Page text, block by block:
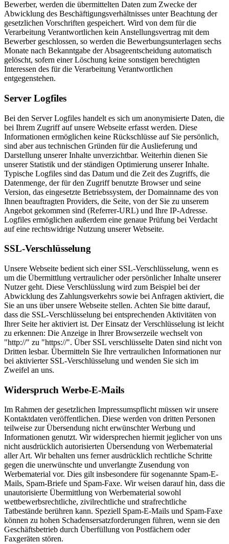
Bewerber, werden die übermittelten Daten zum Zwecke der
Abwicklung des Beschäftigungsverhältnisses unter Beachtung der
gesetzlichen Vorschriften gespeichert. Wird von dem für die
Verarbeitung Verantwortlichen kein Anstellungsvertrag mit dem
Bewerber geschlossen, so werden die Bewerbungsunterlagen sechs
Monate nach Bekanntgabe der Absageentscheidung automatisch
gelöscht, sofern einer Löschung keine sonstigen berechtigten
Interessen des für die Verarbeitung Verantwortlichen
entgegenstehen.
Server Logfiles
Bei den Server Logfiles handelt es sich um anonymisierte Daten, die
bei Ihrem Zugriff auf unsere Webseite erfasst werden. Diese
Informationen ermöglichen keine Rückschlüsse auf Sie persönlich,
sind aber aus technischen Gründen für die Auslieferung und
Darstellung unserer Inhalte unverzichtbar. Weiterhin dienen Sie
unserer Statistik und der ständigen Optimierung unserer Inhalte.
Typische Logfiles sind das Datum und die Zeit des Zugriffs, die
Datenmenge, der für den Zugriff benutzte Browser und seine
Version, das eingesetzte Betriebssystem, der Domainname des von
Ihnen beauftragten Providers, die Seite, von der Sie zu unserem
Angebot gekommen sind (Referrer-URL) und Ihre IP-Adresse.
Logfiles ermöglichen außerdem eine genaue Prüfung bei Verdacht
auf eine rechtswidrige Nutzung unserer Webseite.
SSL-Verschlüsselung
Unsere Webseite bedient sich einer SSL-Verschlüsselung, wenn es
um die Übermittlung vertraulicher oder persönlicher Inhalte unserer
Nutzer geht. Diese Verschlüsslung wird zum Beispiel bei der
Abwicklung des Zahlungsverkehrs sowie bei Anfragen aktiviert, die
Sie an uns über unsere Webseite stellen. Achten Sie bitte darauf,
dass die SSL-Verschlüsselung bei entsprechenden Aktivitäten von
Ihrer Seite her aktiviert ist. Der Einsatz der Verschlüsselung ist leicht
zu erkennen: Die Anzeige in Ihrer Browserzeile wechselt von
"http://" zu "https://". Über SSL verschlüsselte Daten sind nicht von
Dritten lesbar. Übermitteln Sie Ihre vertraulichen Informationen nur
bei aktivierter SSL-Verschlüsselung und wenden Sie sich im
Zweifel an uns.
Widerspruch Werbe-E-Mails
Im Rahmen der gesetzlichen Impressumspflicht müssen wir unsere
Kontaktdaten veröffentlichen. Diese werden von dritten Personen
teilweise zur Übersendung nicht erwünschter Werbung und
Informationen genutzt. Wir widersprechen hiermit jeglicher von uns
nicht ausdrücklich autorisierten Übersendung von Werbematerial
aller Art. Wir behalten uns ferner ausdrücklich rechtliche Schritte
gegen die unerwünschte und unverlangte Zusendung von
Werbematerial vor. Dies gilt insbesondere für sogenannte Spam-E-
Mails, Spam-Briefe und Spam-Faxe. Wir weisen darauf hin, dass die
unautorisierte Übermittlung von Werbematerial sowohl
wettbewerbsrechtliche, zivilrechtliche und strafrechtliche
Tatbestände berühren kann. Speziell Spam-E-Mails und Spam-Faxe
können zu hohen Schadensersatzforderungen führen, wenn sie den
Geschäftsbetrieb durch Überfüllung von Postfächern oder
Faxgeräten stören.